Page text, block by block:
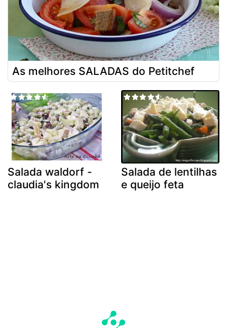
As melhores SALADAS do Petitchef
Salada waldorf -
claudia's kingdom
Salada de lentilhas
e queijo feta